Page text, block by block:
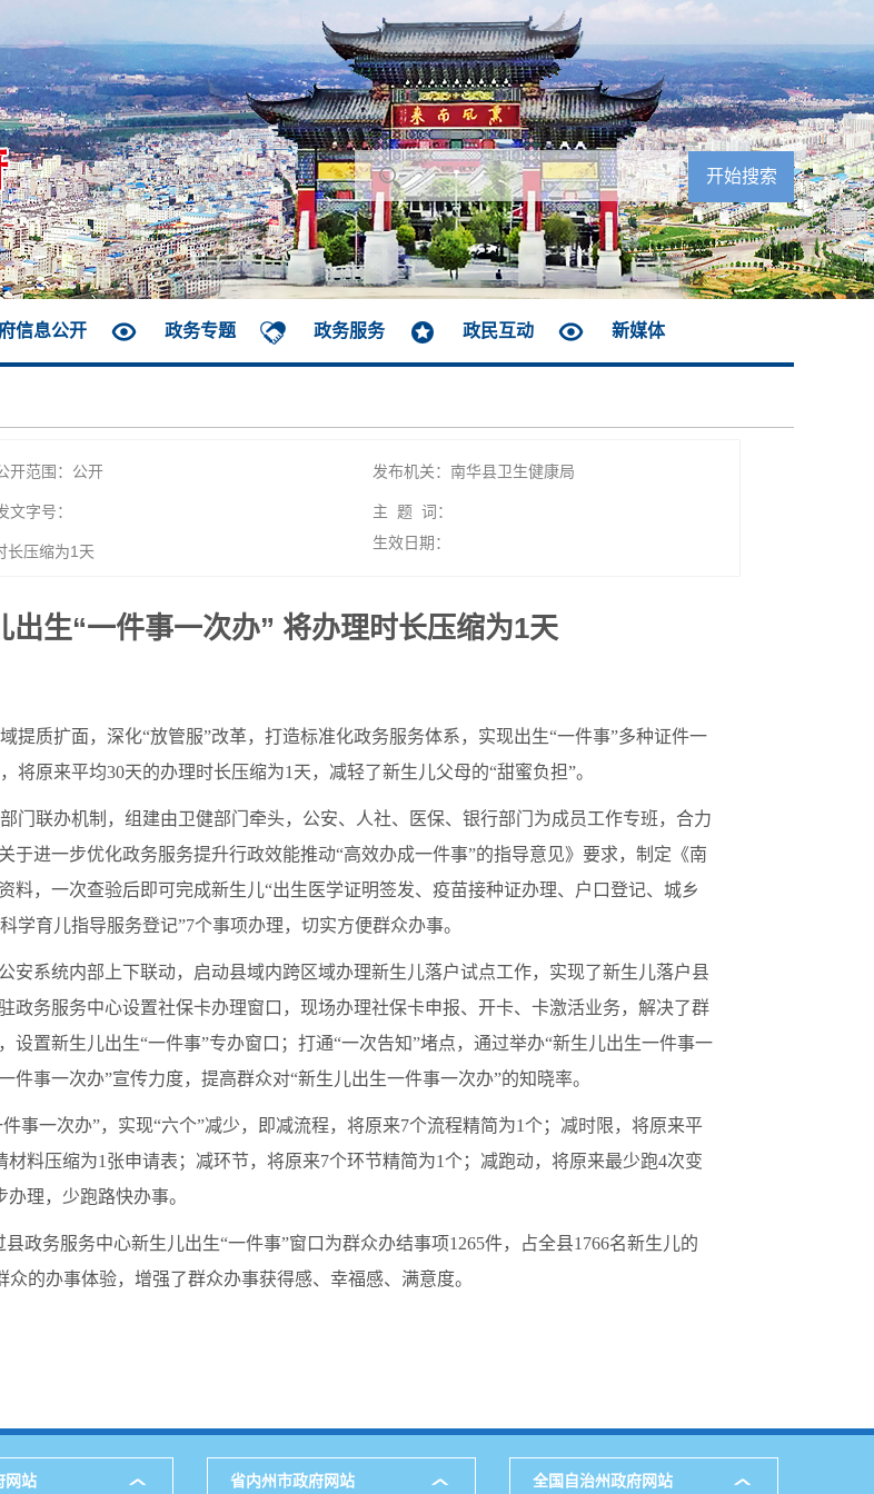
信息公开 政务专题 政务服务 政民互动 新媒体
开范围：公开
发布机关：南华县卫生健康局
文字号： 主 题 词：
压缩为1天 生效日期：
出生“一件事一次办” 将办理时长压缩为1天
提质扩面，深化“放管服”改革，打造标准化政务服务体系，实现出生“一件事”多种证件一
原来平均30天的办理时长压缩为1天，减轻了新生儿父母的“甜蜜负担”。
门联办机制，组建由卫健部门牵头，公安、人社、医保、银行部门为成员工作专班，合力
于进一步优化政务服务提升行政效能推动“高效办成一件事”的指导意见》要求，制定《南
料，一次查验后即可完成新生儿“出生医学证明签发、疫苗接种证办理、户口登记、城乡
育儿指导服务登记”7个事项办理，切实方便群众办事。
安系统内部上下联动，启动县域内跨区域办理新生儿落户试点工作，实现了新生儿落户县
政务服务中心设置社保卡办理窗口，现场办理社保卡申报、开卡、卡激活业务，解决了群
置新生儿出生“一件事”专办窗口；打通“一次告知”堵点，通过举办“新生儿出生一件事一
事一次办”宣传力度，提高群众对“新生儿出生一件事一次办”的知晓率。
事一次办”，实现“六个”减少，即减流程，将原来7个流程精简为1个；减时限，将原来平
料压缩为1张申请表；减环节，将原来7个环节精简为1个；减跑动，将原来最少跑4次变
理，少跑路快办事。
政务服务中心新生儿出生“一件事”窗口为群众办结事项1265件，占全县1766名新生儿的
的办事体验，增强了群众办事获得感、幸福感、满意度。
网站 省内州市政府网站 全国自治州政府网站